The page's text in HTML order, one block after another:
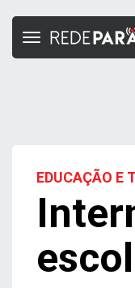
Toggle
EDUCAÇÃO E